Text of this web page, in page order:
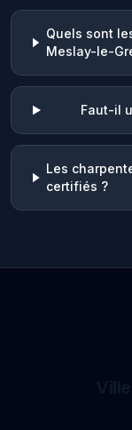
Quels sont
Meslay-le-
Faut-il
Les
certifiés ?